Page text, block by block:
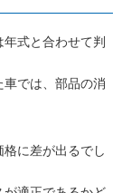
式と合わせて判
では、部品の消
に差が出るでし